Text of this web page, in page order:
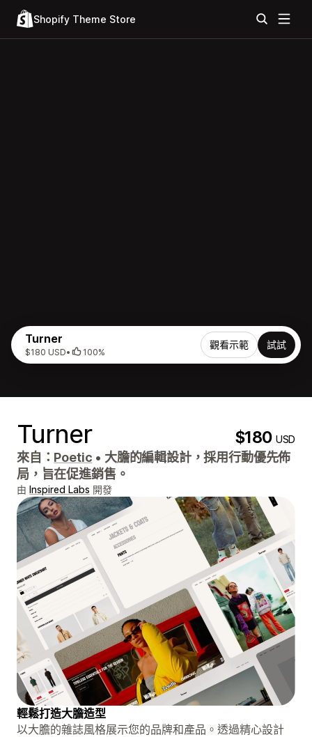
Shopify Theme Store
Turner
$180 USD• 100%
觀看示範 試試
Turner $180USD
來自： Poetic • 大膽的編輯設計，採用行動優先佈
局，旨在促進銷售。
由 Inspired Labs 開發
輕鬆打造大膽造型
以大膽的雜誌風格展示您的品牌和產品。透過精心設計